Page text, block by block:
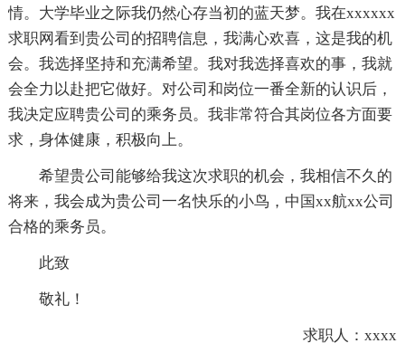
情。大学毕业之际我仍然心存当初的蓝天梦。我在xxxxxx
求职网看到贵公司的招聘信息，我满心欢喜，这是我的机
会。我选择坚持和充满希望。我对我选择喜欢的事，我就
会全力以赴把它做好。对公司和岗位一番全新的认识后，
我决定应聘贵公司的乘务员。我非常符合其岗位各方面要
求，身体健康，积极向上。
希望贵公司能够给我这次求职的机会，我相信不久的
将来，我会成为贵公司一名快乐的小鸟，中国xx航xx公司
合格的乘务员。
此致
敬礼！
求职人：xxxx